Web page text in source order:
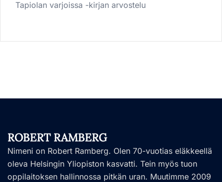
Tapiolan varjoissa -kirjan arvostelu
ROBERT RAMBERG
Nimeni on Robert Ramberg. Olen 70-vuotias eläkkeellä
oleva Helsingin Yliopiston kasvatti. Tein myös tuon
oppilaitoksen hallinnossa pitkän uran. Muutimme 2009